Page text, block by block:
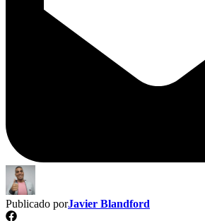
Publicado porJavier Blandford